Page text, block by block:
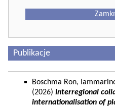
Publikacje
Boschma Ron,
(2026) Interregional
internationalisation of